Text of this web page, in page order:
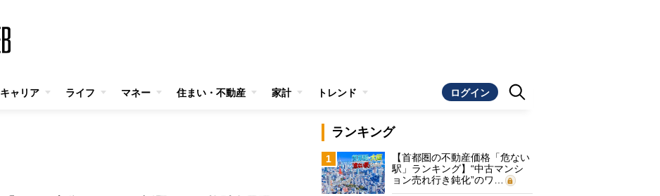
キャリア ライフ マネー 住まい・不動産 家計 トレンド ログイン
ランキング
1
【首都圏の不動産価格「危ない
駅」ランキング】“中古マンシ
ョン売れ行き鈍化”のワ…